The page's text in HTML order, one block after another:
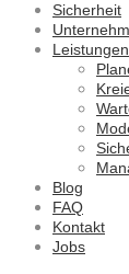
Sicherheit
Leistungen
Blog
FAQ
Kontakt
Jobs